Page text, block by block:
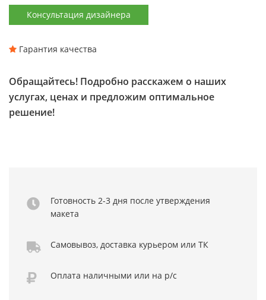
Консультация дизайнера
Гарантия качества
Обращайтесь! Подробно расскажем о наших
услугах, ценах и предложим оптимальное
решение!
Готовность 2-3 дня после утверждения
макета
Самовывоз, доставка курьером или ТК
Оплата наличными или на р/с